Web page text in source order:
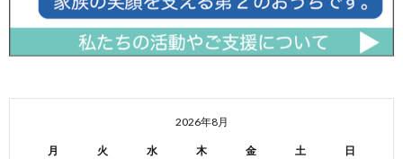
2026年8月
月 火 水 木 金 土 日